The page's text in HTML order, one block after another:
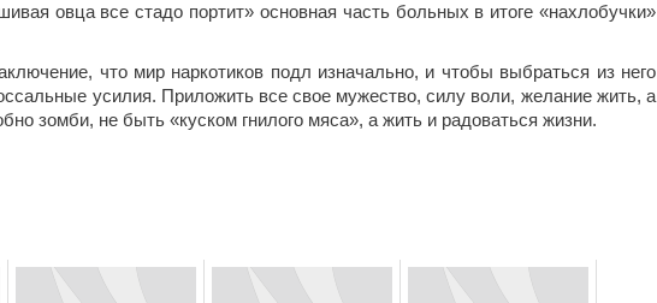
овца все стадо портит» основная часть больных в итоге «нахлобучки»
что мир наркотиков подл изначально, и чтобы выбраться из него
усилия. Приложить все свое мужество, силу воли, желание жить, а
зомби, не быть «куском гнилого мяса», а жить и радоваться жизни.